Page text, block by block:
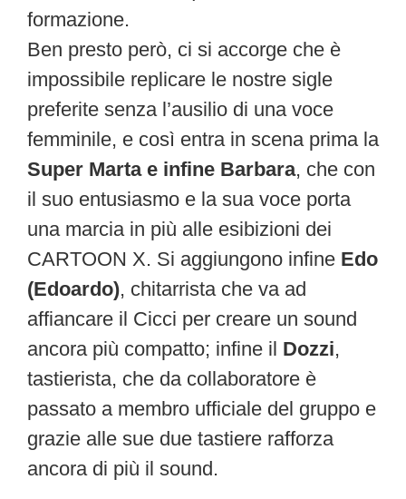
formazione.
Ben presto però, ci si accorge che è
impossibile replicare le nostre sigle
preferite senza l’ausilio di una voce
femminile, e così entra in scena prima la
Super Marta e infine Barbara, che con
il suo entusiasmo e la sua voce porta
una marcia in più alle esibizioni dei
CARTOON X. Si aggiungono infine Edo
(Edoardo), chitarrista che va ad
affiancare il Cicci per creare un sound
ancora più compatto; infine il Dozzi,
tastierista, che da collaboratore è
passato a membro ufficiale del gruppo e
grazie alle sue due tastiere rafforza
ancora di più il sound.